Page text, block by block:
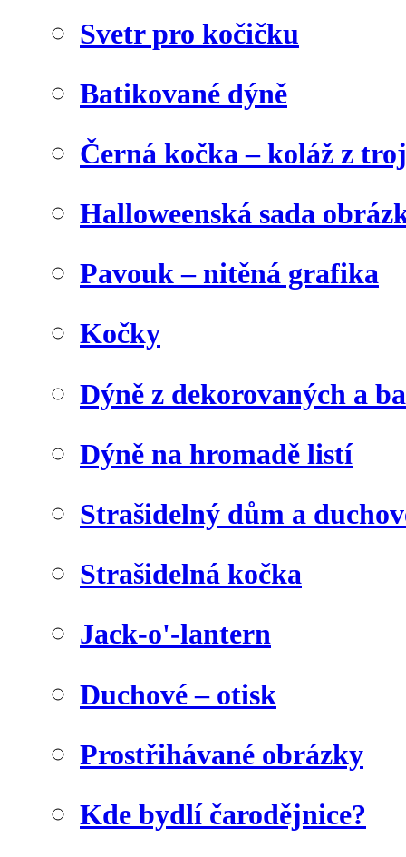
Svetr pro kočičku
Batikované dýně
Černá kočka – koláž z
Halloweenská sada
Pavouk – nitěná grafika
Kočky
Dýně z dekorovaných a
Dýně na hromadě listí
Strašidelný dům a
Strašidelná kočka
Jack-o'-lantern
Duchové – otisk
Prostřihávané obrázky
Kde bydlí čarodějnice?